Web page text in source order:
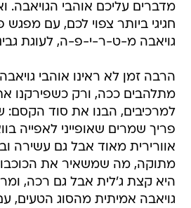
מדברים עליכם אוהבי הגויאבה.
חגיגי ביותר צפוי לכם, עם מפגש
גויאבה מ-ט-ר-י-פ-ה, לעוגת
הרבה זמן לא ראינו אוהבי
מתלהבים ככה, ורק כשפירקנו
למרכיבים, הבנו את סוד
פריך שמרים שאופייני לאפייה
אוורירית מאוד אבל גם עשירה
מתוקה, מה שמשאיר את
היא קצת ג'לית אבל גם רכה,
גויאבה אמיתית מהסוג הטעים,